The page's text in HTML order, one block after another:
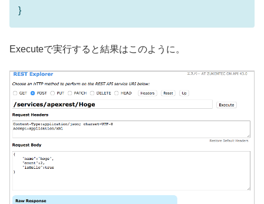
}
Executeで実行すると結果はこのように。